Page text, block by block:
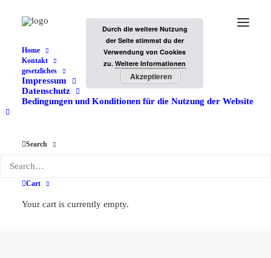
Home
Kontakt
gesetzliches
Impressum
Datenschutz
Bedingungen und Konditionen für die Nutzung der Website
Search
Cart
Your cart is currently empty.Leichlingen
Durch die weitere Nutzung
der Seite stimmst du der
Verwendung von Cookies
zu. Weitere Informationen
Akzeptieren